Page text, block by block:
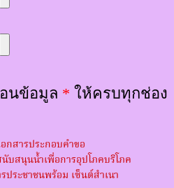
นข้อมูล * ให้ครบทุกช่อง
กสารประกอบคำขอ
บสนุนน้ำเพื่อการอุปโภคบริโภค
ประชาชนพร้อม เซ็นต์สำเนา